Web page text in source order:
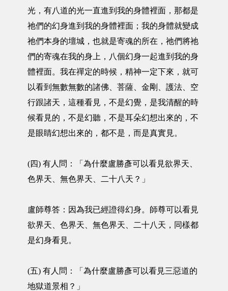
光，有八道的光一直進到我的身體裡面，那都是
祂們的幻身進到我的身體裡面；我的身體就變成
祂們本身的壇城，也就是寄魂的所在，祂們將祂
們的寄魂在我的身上，八個幻身一起進到我的身
體裡面。我在禪定的時候，精神一定下來，就可
以看到無數無數的諸佛、菩薩、金剛、護法、空
行跟諸天，這種看見，不是幻覺，是我清醒的時
候看見的，不是幻聽，不是耳朵幻想出來的，不
是眼睛幻想出來的，都不是，而是真實見。
(四) 有人問：「為什麼盧勝彥可以看見欲界天、
色界天、無色界天、二十八天？」
盧師尊答：因為我已經證得幻身。師尊可以看見
欲界天、色界天、無色界天、二十八天，同樣都
是幻身看見。
(五) 有人問：「為什麼盧勝彥可以看見三惡道的
地獄道景相？」